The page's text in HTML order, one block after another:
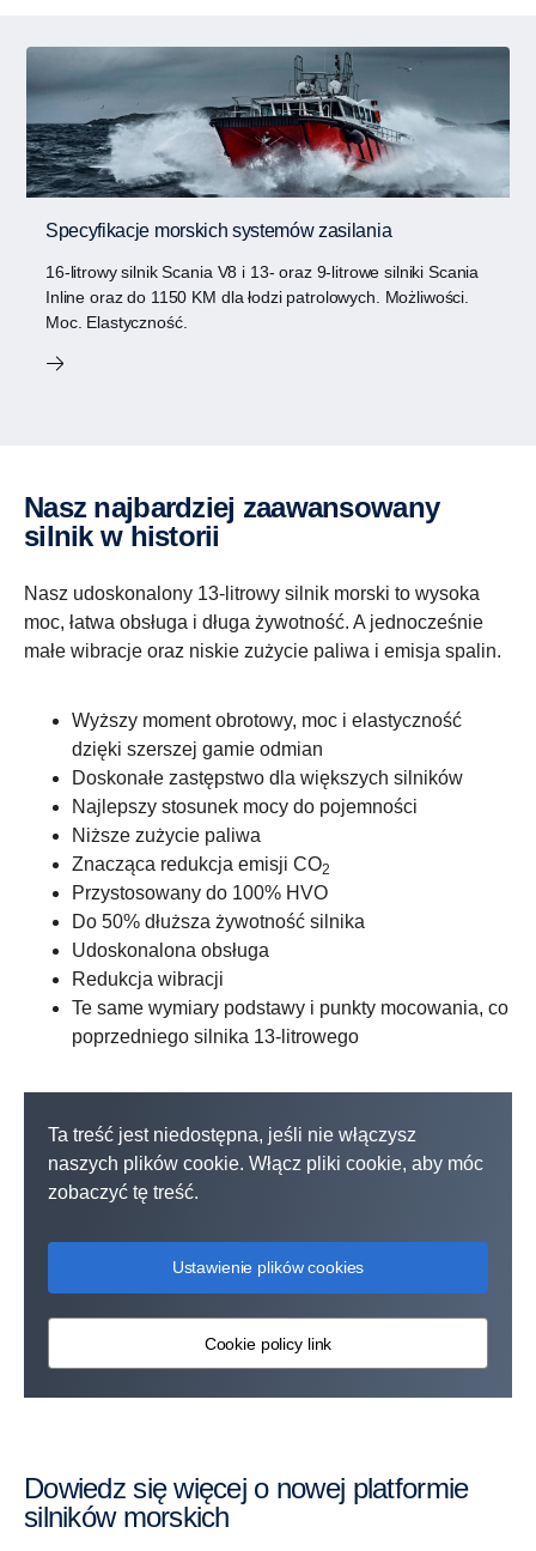
Specyfikacje morskich systemów zasilania
16-litrowy silnik Scania V8 i 13- oraz 9-litrowe silniki Scania
Inline oraz do 1150 KM dla łodzi patrolowych. Możliwości.
Moc. Elastyczność.
Nasz najbardziej zaawansowany
silnik w historii
Nasz udoskonalony 13-litrowy silnik morski to wysoka
moc, łatwa obsługa i długa żywotność. A jednocześnie
małe wibracje oraz niskie zużycie paliwa i emisja spalin.
Wyższy moment obrotowy, moc i elastyczność
dzięki szerszej gamie odmian
Doskonałe zastępstwo dla większych silników
Najlepszy stosunek mocy do pojemności
Niższe zużycie paliwa
Znacząca redukcja emisji CO2
Przystosowany do 100% HVO
Do 50% dłuższa żywotność silnika
Udoskonalona obsługa
Redukcja wibracji
Te same wymiary podstawy i punkty mocowania, co
poprzedniego silnika 13-litrowego
Ta treść jest niedostępna, jeśli nie włączysz
naszych plików cookie. Włącz pliki cookie, aby móc
zobaczyć tę treść.
Ustawienie plików cookies
Cookie policy link
Dowiedz się więcej o nowej platformie
silników morskich